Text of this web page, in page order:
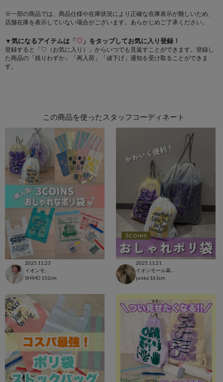
※一部の商品では、商品仕様や在庫状況により正確な在庫表示が難しいため、
店舗在庫を表示していない場合がございます。あらかじめご了承ください。
▼気になるアイテムは「♡ 」をタップしてお気に入り登録！
登録すると「♡（お気に入り）」からいつでも見返すことができます。登録し
た商品の「残りわずか」「再入荷」「値下げ」通知を受け取ることができま
す。
この商品を使ったスタッフコーディネート
2025.11.23
SHIHO 152cm
2025.11.21
junko 161cm